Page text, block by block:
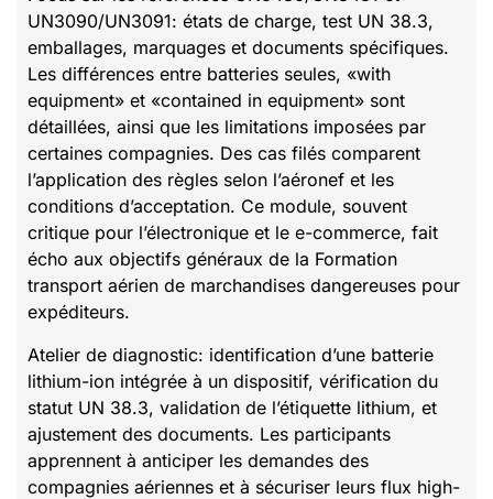
UN3090/UN3091: états de charge, test UN 38.3,
emballages, marquages et documents spécifiques.
Les différences entre batteries seules, «with
equipment» et «contained in equipment» sont
détaillées, ainsi que les limitations imposées par
certaines compagnies. Des cas filés comparent
l’application des règles selon l’aéronef et les
conditions d’acceptation. Ce module, souvent
critique pour l’électronique et le e-commerce, fait
écho aux objectifs généraux de la Formation
transport aérien de marchandises dangereuses pour
expéditeurs.
Atelier de diagnostic: identification d’une batterie
lithium-ion intégrée à un dispositif, vérification du
statut UN 38.3, validation de l’étiquette lithium, et
ajustement des documents. Les participants
apprennent à anticiper les demandes des
compagnies aériennes et à sécuriser leurs flux high-